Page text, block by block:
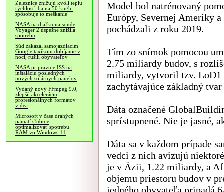
Železnice znižujú kvôli teplu
rýchlosť iba na 50 km/h,
spôsobuje to meškanie
NASA na diaľku na sonde
Voyager 2 úspešne znížila
spotrebu
Súd zakázal samojazdiacim
Google taxíkom dobíjanie v
noci, rušili obyvateľov
NASA pripravuje ISS na
inštaláciu posledných
nových solárnych panelov
Vydaný nový FFmpeg 9.0,
zlepšil akceleráciu
profesionálnych formátov
videa
Microsoft v čase drahých
pamätí sľubuje
optimalizovať spotrebu
RAM vo Windows 11
Model bol natrénovaný
Európy, Severnej Ameriky
pochádzali z roku 2019.
Tím zo snímok pomocou
2.75 miliardy budov, s
miliardy, vytvoril tzv. LoD1
zachytávajúce základný
Dáta označené
sprístupnené. Nie je jasné,
Dáta sa v každom prípade
vedci z nich avizujú
je v Ázii, 1.22 miliardy, a
objemu priestoru budov v